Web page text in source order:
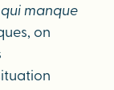
manque
on